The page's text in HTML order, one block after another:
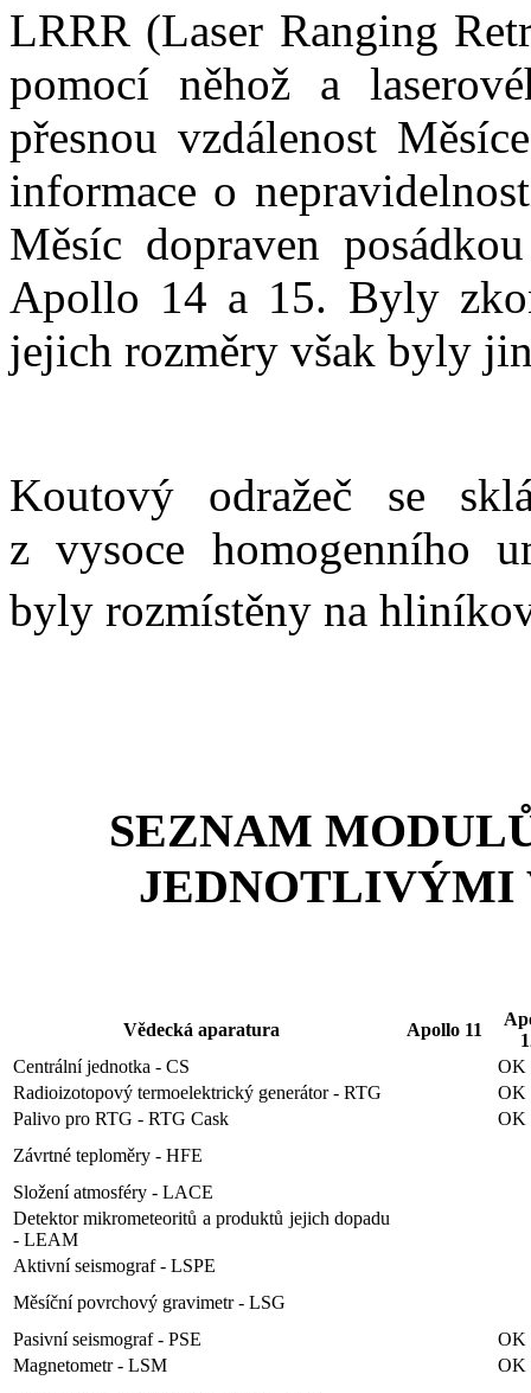
LRRR (Laser Ranging
pomocí něhož a
přesnou vzdálenost
informace o
Měsíc dopraven
Apollo 14 a 15. Byly
jejich rozměry však byly
Koutový odražeč se
z vysoce homogenního
byly rozmístěny na
SEZNAM
JEDNOTLIVÝMI
Vědecká aparatura Apollo 11
Centrální jednotka - CS
OK
Radioizotopový termoelektrický generátor - RTG
OK
Palivo pro RTG - RTG Cask
OK
Závrtné teploměry - HFE
Složení atmosféry - LACE
Detektor mikrometeoritů a produktů jejich dopadu
- LEAM
Aktivní seismograf - LSPE
Měsíční povrchový gravimetr - LSG
Pasivní seismograf - PSE
OK
Magnetometr - LSM
OK